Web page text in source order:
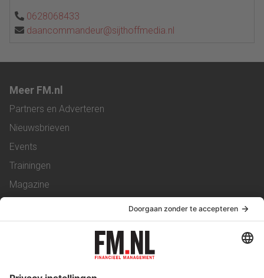
0628068433
daancommandeur@sijthoffmedia.nl
Meer FM.nl
Partners en Adverteren
Nieuwsbrieven
Events
Trainingen
Magazine
Service & Contact